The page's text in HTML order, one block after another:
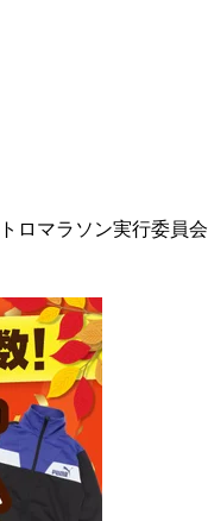
ロマラソン実行委員会